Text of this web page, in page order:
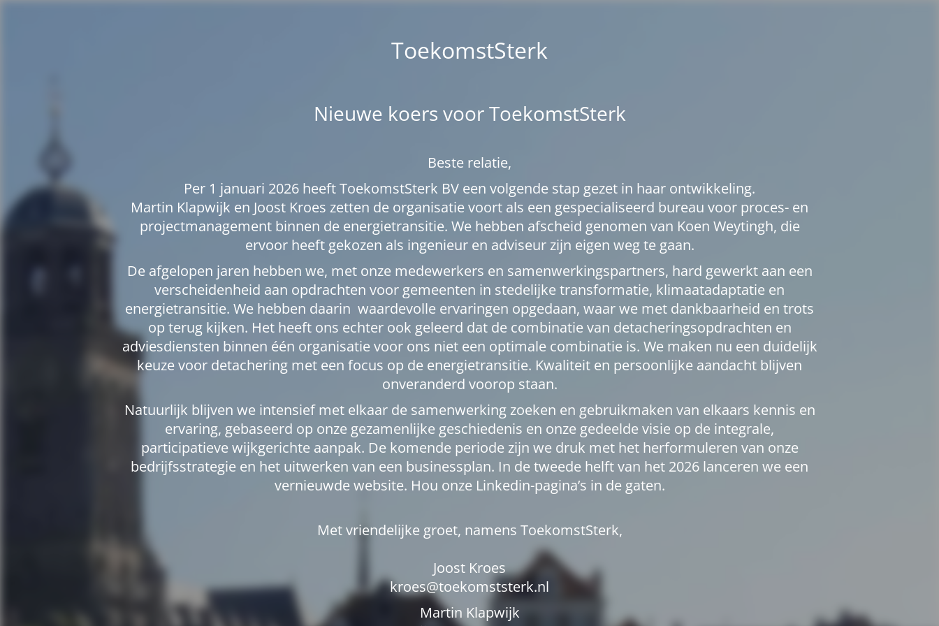
ToekomstSterk
Nieuwe koers voor ToekomstSterk
Beste relatie,
Per 1 januari 2026 heeft ToekomstSterk BV een volgende stap gezet in haar ontwikkeling.
Martin Klapwijk en Joost Kroes zetten de organisatie voort als een gespecialiseerd bureau voor proces- en
projectmanagement binnen de energietransitie. We hebben afscheid genomen van Koen Weytingh, die
ervoor heeft gekozen als ingenieur en adviseur zijn eigen weg te gaan.
De afgelopen jaren hebben we, met onze medewerkers en samenwerkingspartners, hard gewerkt aan een
verscheidenheid aan opdrachten voor gemeenten in stedelijke transformatie, klimaatadaptatie en
energietransitie. We hebben daarin waardevolle ervaringen opgedaan, waar we met dankbaarheid en trots
op terug kijken. Het heeft ons echter ook geleerd dat de combinatie van detacheringsopdrachten en
adviesdiensten binnen één organisatie voor ons niet een optimale combinatie is. We maken nu een duidelijk
keuze voor detachering met een focus op de energietransitie. Kwaliteit en persoonlijke aandacht blijven
onveranderd voorop staan.
Natuurlijk blijven we intensief met elkaar de samenwerking zoeken en gebruikmaken van elkaars kennis en
ervaring, gebaseerd op onze gezamenlijke geschiedenis en onze gedeelde visie op de integrale,
participatieve wijkgerichte aanpak. De komende periode zijn we druk met het herformuleren van onze
bedrijfsstrategie en het uitwerken van een businessplan. In de tweede helft van het 2026 lanceren we een
vernieuwde website. Hou onze Linkedin-pagina’s in de gaten.
Met vriendelijke groet, namens ToekomstSterk,
Joost Kroes
kroes@toekomststerk.nl
Martin Klapwijk